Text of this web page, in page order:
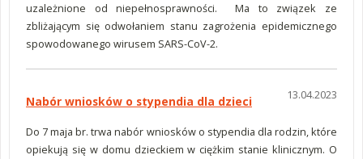
uzależnione od niepełnosprawności. Ma to związek ze
zbliżającym się odwołaniem stanu zagrożenia epidemicznego
spowodowanego wirusem SARS-CoV-2.
13.04.2023
Nabór wniosków o stypendia dla dzieci
Do 7 maja br. trwa nabór wniosków o stypendia dla rodzin, które
opiekują się w domu dzieckiem w ciężkim stanie klinicznym. O